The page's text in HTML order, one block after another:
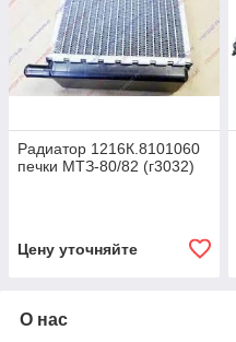
Радиатор 1216К.8101060
печки МТЗ-80/82 (г3032)
Цену уточняйте
О нас